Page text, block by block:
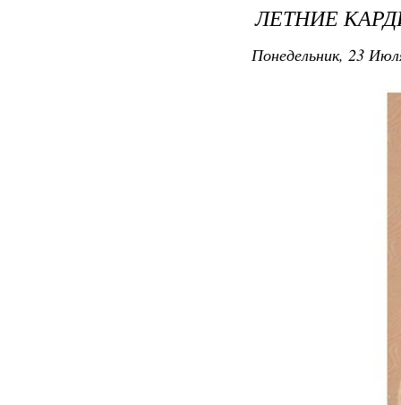
ЛЕТНИЕ
Понедельник, 23